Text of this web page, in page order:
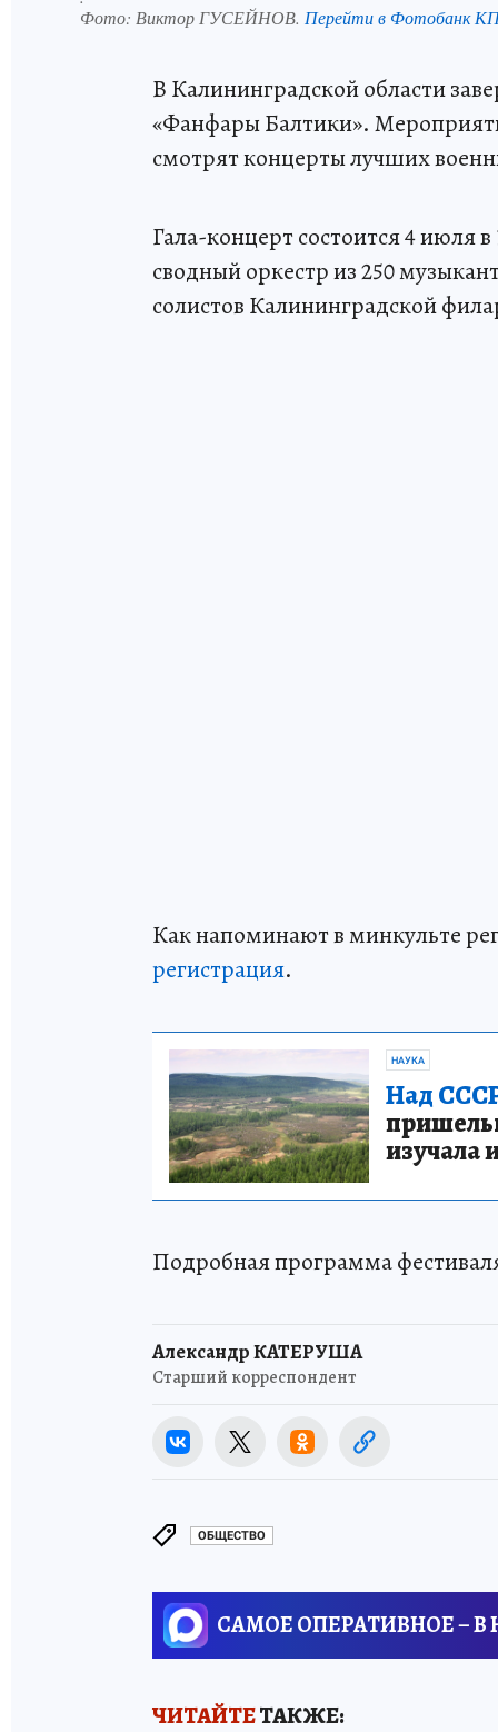
Фото: Виктор ГУСЕЙНОВ. Перейти в Фотобанк
В Калининградской области
«Фанфары Балтики».
смотрят концерты лучших
Гала-концерт состоится 4 июля
сводный оркестр из 250
солистов Калининградской
Как напоминают в минкульте
регистрация.
НАУКА
Над
изучала
Подробная программа
Александр КАТЕРУША
Старший корреспондент
ОБЩЕСТВО
САМОЕ ОПЕРАТИВНОЕ – В
ЧИТАЙТЕТАКЖЕ: